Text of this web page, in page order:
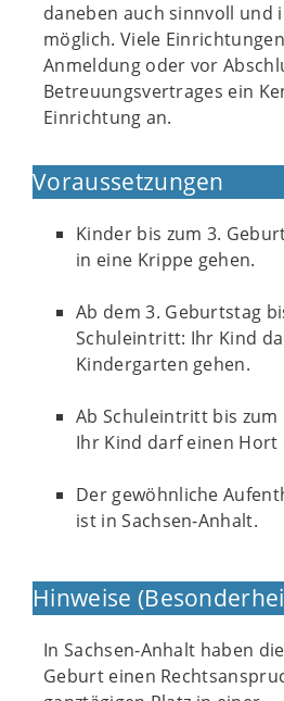
daneben auch sinnvoll und
möglich. Viele
Anmeldung oder vor
Betreuungsvertrages ein
Einrichtung an.
Voraussetzungen
Kinder bis zum 3.
in eine Krippe gehen.
Ab dem 3. Geburtstag
Schuleintritt: Ihr Kind
Kindergarten gehen.
Ab Schuleintritt bis zum
Ihr Kind darf einen Hort
Der gewöhnliche
ist in Sachsen-Anhalt.
Hinweise
In Sachsen-Anhalt haben
Geburt einen